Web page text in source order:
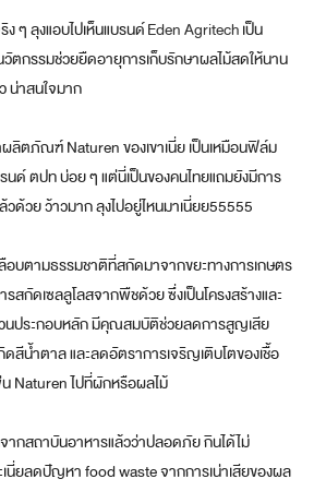
ง ๆ ลุงแอบไปเห็นแบรนด์Eden Agritechเป็น
กรรมช่วยยืดอายุการเก็บรักษาผลไม้สดให้นาน
น่าสนใจมาก
ลิตภัณฑ์ Naturen ของเขาเนี่ย เป็นเหมือนฟิล์ม
นด์ ตปท บ่อย ๆ แต่นี่เป็นของคนไทยแถมยังมีการ
ด้วย ว้าวมาก ลุงไปอยู่ไหนมาเนี่ยย55555
อบตามธรรมชาติที่สกัดมาจากขยะทางการเกษตร
สกัดเซลลูโลสจากพืชด้วย ซึ่งเป็นโครงสร้างและ
วนประกอบหลัก มีคุณสมบัติช่วยลดการสูญเสีย
สีน้ำตาล และลดอัตราการเจริญเติบโตของเชื้อ
Naturen ไปที่ผักหรือผลไม้
ากสถาบันอาหารแล้วว่าปลอดภัย กินได้ไม่
นี่ยลดปัญหา food waste จากการเน่าเสียของผล